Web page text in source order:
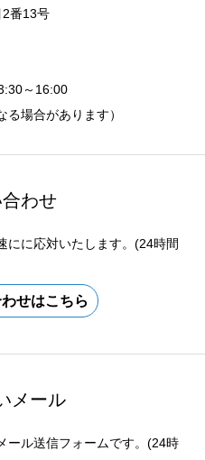
番13号
～16:00
る場合があります）
わせ
にに応対いたします。(24時間
せはこちら
メール
ール送信フォームです。(24時